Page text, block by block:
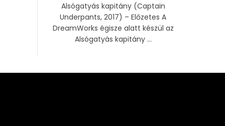
Alsógatyás kapitány (Captain
Underpants, 2017) – Előzetes A
DreamWorks égisze alatt készül az
Alsógatyás kapitány ...